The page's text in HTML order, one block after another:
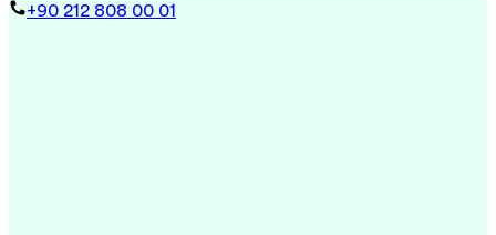
+90 212 808 00 01